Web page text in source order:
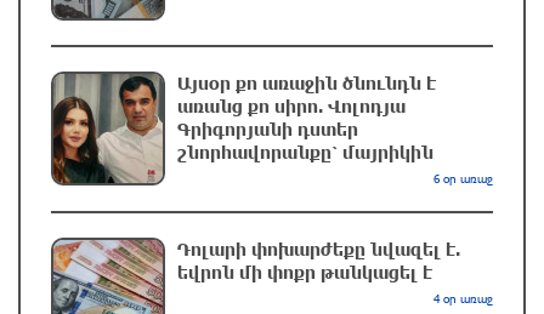
Ուկրաինական ԱԹՍ–ները հարձակվել են
Եկատերինբուրգում գործող «Wildberries»-ի
պահեստի վրա
Այսօր քո առաջին ծնունդն է
առանց քո սիրո. Վոլոդյա
Գրիգորյանի դստեր
շնորհավորանքը՝ մայրիկին
6 օր առաջ
Դոլարի փոխարժեքը նվազել է.
եվրոն մի փոքր թանկացել է
4 օր առաջ